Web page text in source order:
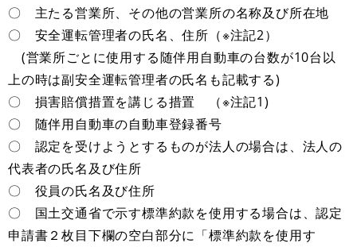
〇 主たる営業所、その他の営業所の名称及び所在地
〇 安全運転管理者の氏名、住所（※注記2）
(営業所ごとに使用する随伴用自動車の台数が10台以
上の時は副安全運転管理者の氏名も記載する)
〇 損害賠償措置を講じる措置 （※注記1)
〇 随伴用自動車の自動車登録番号
〇 認定を受けようとするものが法人の場合は、法人の
代表者の氏名及び住所
〇 役員の氏名及び住所
〇 国土交通省で示す標準約款を使用する場合は、認定
申請書２枚目下欄の空白部分に「標準約款を使用す